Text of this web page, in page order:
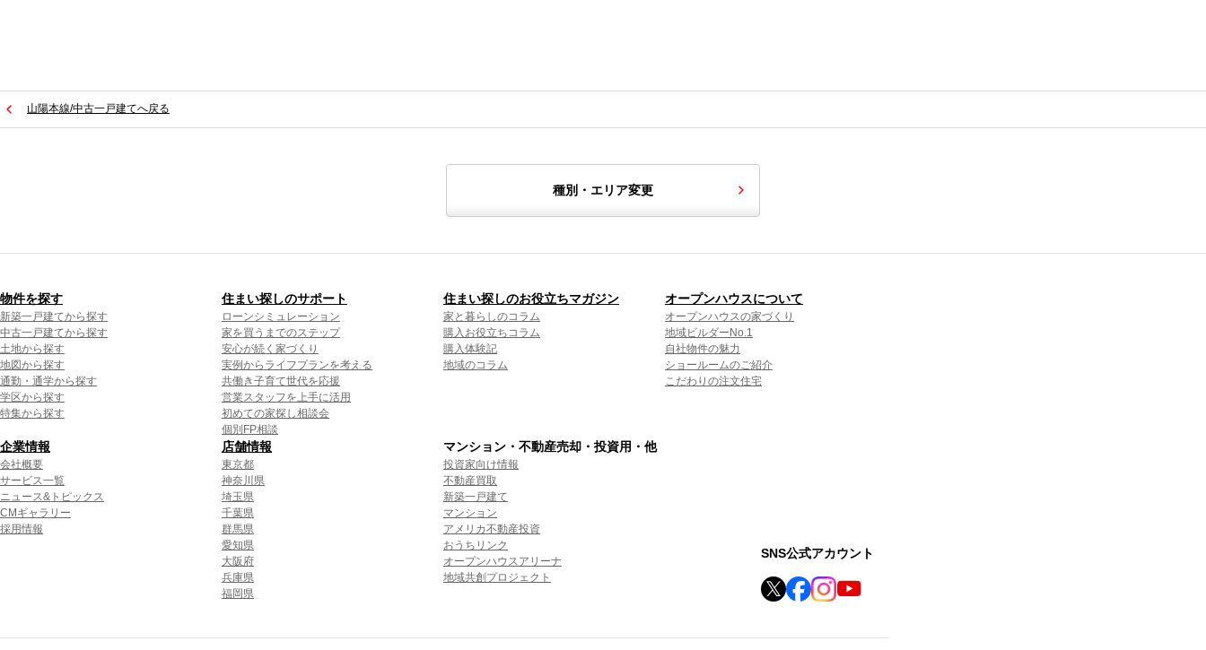
山陽本線/中古一戸建てへ戻る
種別・エリア変更
物件を探す
新築一戸建てから探す
中古一戸建てから探す
土地から探す
地図から探す
通勤・通学から探す
学区から探す
特集から探す
住まい探しのサポート
ローンシミュレーション
家を買うまでのステップ
安心が続く家づくり
実例からライフプランを考える
共働き子育て世代を応援
営業スタッフを上手に活用
初めての家探し相談会
個別FP相談
住まい探しのお役立ちマガジン
家と暮らしのコラム
購入お役立ちコラム
購入体験記
地域のコラム
オープンハウスについて
オープンハウスの家づくり
地域ビルダーNo.1
自社物件の魅力
ショールームのご紹介
こだわりの注文住宅
企業情報
会社概要
サービス一覧
ニュース&トピックス
CMギャラリー
採用情報
店舗情報
東京都
神奈川県
埼玉県
千葉県
群馬県
愛知県
大阪府
兵庫県
福岡県
マンション・不動産売却・投資用・他
投資家向け情報
不動産買取
新築一戸建て
マンション
アメリカ不動産投資
おうちリンク
オープンハウスアリーナ
地域共創プロジェクト
SNS公式アカウント